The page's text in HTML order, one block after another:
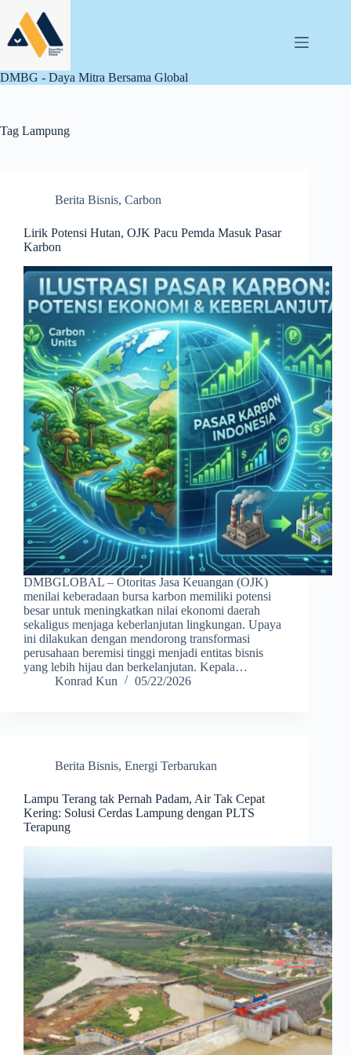
content
DMBG - Daya Mitra Bersama Global
Tag Lampung
Berita Bisnis, Carbon
Lirik Potensi Hutan, OJK Pacu Pemda Masuk Pasar
Karbon
DMBGLOBAL – Otoritas Jasa Keuangan (OJK)
menilai keberadaan bursa karbon memiliki potensi
besar untuk meningkatkan nilai ekonomi daerah
sekaligus menjaga keberlanjutan lingkungan. Upaya
ini dilakukan dengan mendorong transformasi
perusahaan beremisi tinggi menjadi entitas bisnis
yang lebih hijau dan berkelanjutan. Kepala…
Konrad Kun
05/22/2026
Berita Bisnis, Energi Terbarukan
Lampu Terang tak Pernah Padam, Air Tak Cepat
Kering: Solusi Cerdas Lampung dengan PLTS
Terapung